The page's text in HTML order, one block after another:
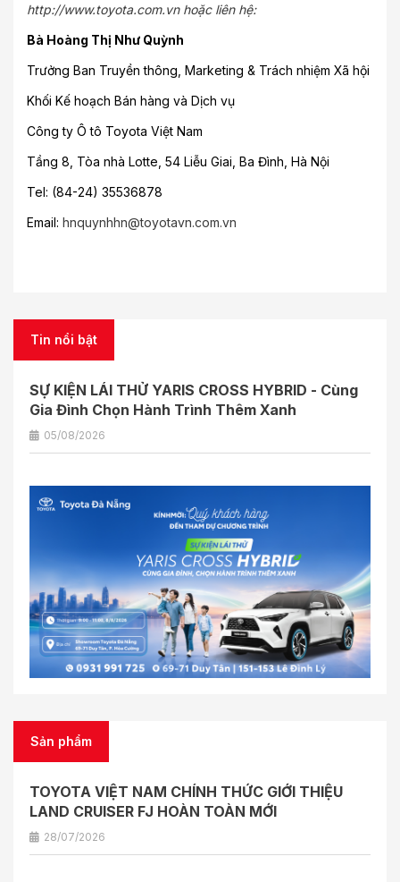
http://www.toyota.com.vn hoặc liên hệ:
Bà Hoàng Thị Như Quỳnh
Trưởng Ban Truyền thông, Marketing & Trách nhiệm Xã hội
Khối Kế hoạch Bán hàng và Dịch vụ
Công ty Ô tô Toyota Việt Nam
Tầng 8, Tòa nhà Lotte, 54 Liễu Giai, Ba Đình, Hà Nội
Tel: (84-24) 35536878
Email: hnquynhhn@toyotavn.com.vn
Tin nổi bật
SỰ KIỆN LÁI THỬ YARIS CROSS HYBRID - Cùng
Gia Đình Chọn Hành Trình Thêm Xanh
05/08/2026
Sản phẩm
TOYOTA VIỆT NAM CHÍNH THỨC GIỚI THIỆU
LAND CRUISER FJ HOÀN TOÀN MỚI
28/07/2026